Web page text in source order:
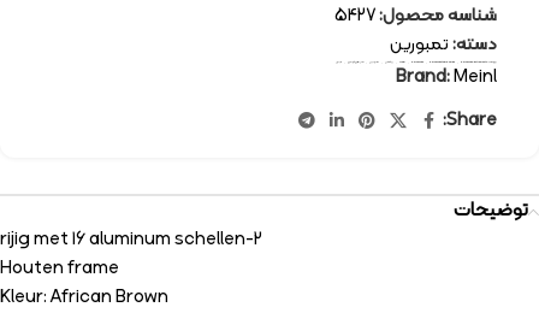
شناسه محصول:5427
دسته:تمبورین
برچسب: Meinl percussion percussion tambourine percussion-instruments پرکاشن تمبورین سازهای کوبه ای مینل
Brand:Meinl
Share:
توضیحات
2-rijig met 16 aluminum schellen
Houten frame
Kleur: African Brown